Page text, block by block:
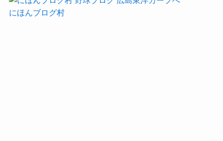
にほんブログ村